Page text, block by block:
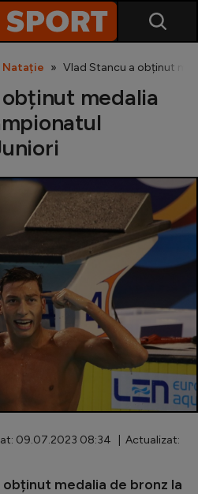
Natație Vlad Stancu a obținut
medalia
09.07.2023 08:34 | Actualizat:
obținut medalia de bronz la